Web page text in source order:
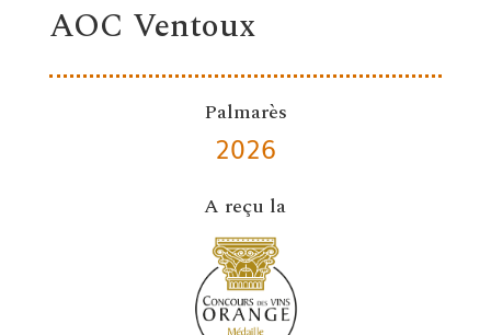
AOC Ventoux
Palmarès
2026
A reçu la